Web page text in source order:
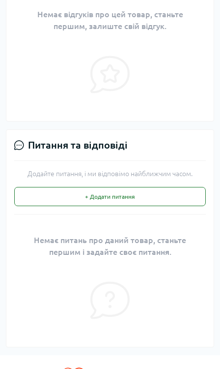
Немає відгуків про цей товар, станьте
першим, залиште свій відгук.
Питання та відповіді
Додайте питання, і ми відповімо найближчим часом.
+ Додати питання
Немає питань про даний товар, станьте
першим і задайте своє питання.